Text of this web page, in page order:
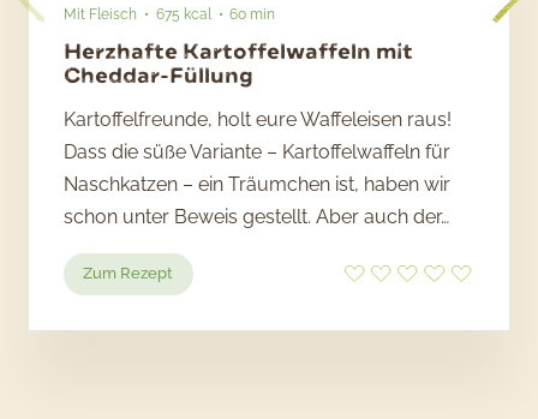
Mit Fleisch 675 kcal 60 min
Herzhafte Kartoffelwaffeln mit
Cheddar-Füllung
Kartoffelfreunde, holt eure Waffeleisen raus!
Dass die süße Variante – Kartoffelwaffeln für
Naschkatzen – ein Träumchen ist, haben wir
schon unter Beweis gestellt. Aber auch der…
Zum Rezept
Herzhafte